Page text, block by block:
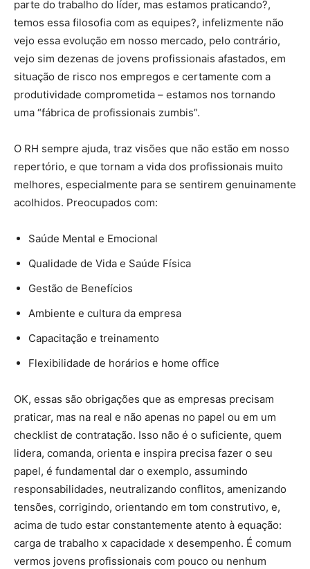
parte do trabalho do líder, mas estamos praticando?,
temos essa filosofia com as equipes?, infelizmente não
vejo essa evolução em nosso mercado, pelo contrário,
vejo sim dezenas de jovens profissionais afastados, em
situação de risco nos empregos e certamente com a
produtividade comprometida – estamos nos tornando
uma “fábrica de profissionais zumbis”.
O RH sempre ajuda, traz visões que não estão em nosso
repertório, e que tornam a vida dos profissionais muito
melhores, especialmente para se sentirem genuinamente
acolhidos. Preocupados com:
Saúde Mental e Emocional
Qualidade de Vida e Saúde Física
Gestão de Benefícios
Ambiente e cultura da empresa
Capacitação e treinamento
Flexibilidade de horários e home office
OK, essas são obrigações que as empresas precisam
praticar, mas na real e não apenas no papel ou em um
checklist de contratação. Isso não é o suficiente, quem
lidera, comanda, orienta e inspira precisa fazer o seu
papel, é fundamental dar o exemplo, assumindo
responsabilidades, neutralizando conflitos, amenizando
tensões, corrigindo, orientando em tom construtivo, e,
acima de tudo estar constantemente atento à equação:
carga de trabalho x capacidade x desempenho. É comum
vermos jovens profissionais com pouco ou nenhum